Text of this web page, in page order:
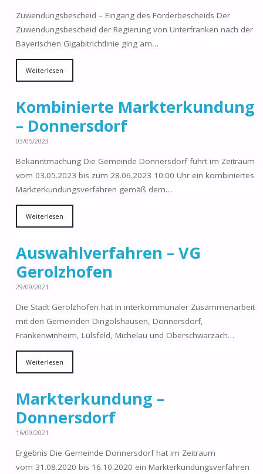
Zuwendungsbescheid – Eingang des Förderbescheids Der
Zuwendungsbescheid der Regierung von Unterfranken nach der
Bayerischen Gigabitrichtlinie ging am…
Weiterlesen
Kombinierte Markterkundung
– Donnersdorf
03/05/2023
Bekanntmachung Die Gemeinde Donnersdorf führt im Zeitraum
vom 03.05.2023 bis zum 28.06.2023 10:00 Uhr ein kombiniertes
Markterkundungsverfahren gemäß dem…
Weiterlesen
Auswahlverfahren – VG
Gerolzhofen
29/09/2021
Die Stadt Gerolzhofen hat in interkommunaler Zusammenarbeit
mit den Gemeinden Dingolshausen, Donnersdorf,
Frankenwinheim, Lülsfeld, Michelau und Oberschwarzach…
Weiterlesen
Markterkundung –
Donnersdorf
16/09/2021
Ergebnis Die Gemeinde Donnersdorf hat im Zeitraum
vom 31.08.2020 bis 16.10.2020 ein Markterkundungsverfahren